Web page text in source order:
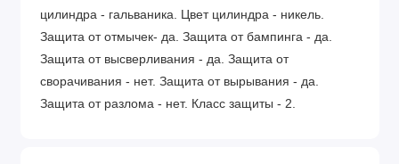
цилиндра - гальваника. Цвет цилиндра - никель.
Защита от отмычек- да. Защита от бампинга - да.
Защита от высверливания - да. Защита от
сворачивания - нет. Защита от вырывания - да.
Защита от разлома - нет. Класс защиты - 2.